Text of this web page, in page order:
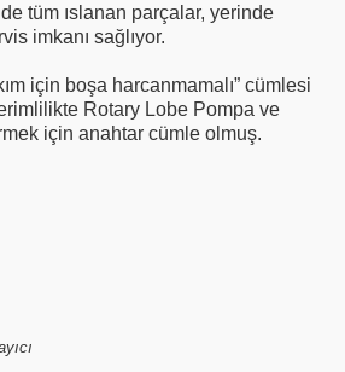
tüm ıslanan parçalar, yerinde
imkanı sağlıyor.
için boşa harcanmamalı” cümlesi
Rotary Lobe Pompa ve
için anahtar cümle olmuş.